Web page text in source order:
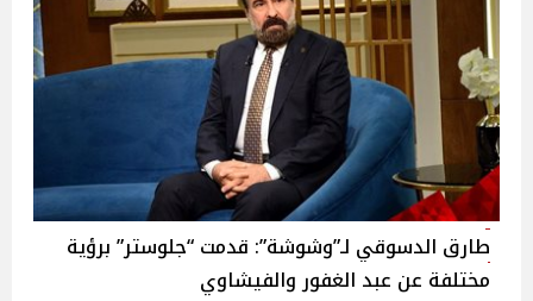
طارق الدسوقي لـ”وشوشة”: قدمت “جلوستر” برؤية
مختلفة عن عبد الغفور والفيشاوي